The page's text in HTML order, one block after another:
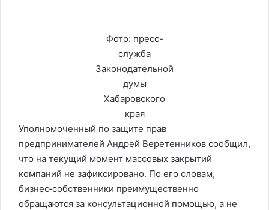
Фото: пресс-
служба
Законодательной
думы
Хабаровского
края
Уполномоченный по защите прав
предпринимателей Андрей Веретенников сообщил,
что на текущий момент массовых закрытий
компаний не зафиксировано. По его словам,
бизнес‑собственники преимущественно
обращаются за консультационной помощью, а не